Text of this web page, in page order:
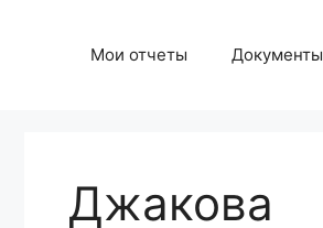
содержимому
Мои отчеты Документы
Джакова